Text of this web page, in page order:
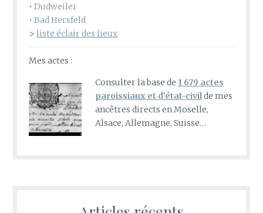
•Dudweiler
•Bad Hersfeld
>liste éclair des lieux
Mes actes :
Consulter la base de 1 679 actes
paroissiaux et d’état-civilde mes
ancêtres directs en Moselle,
Alsace, Allemagne, Suisse…